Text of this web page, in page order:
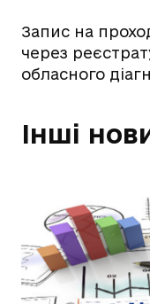
Запис на
через
обласного
Інші